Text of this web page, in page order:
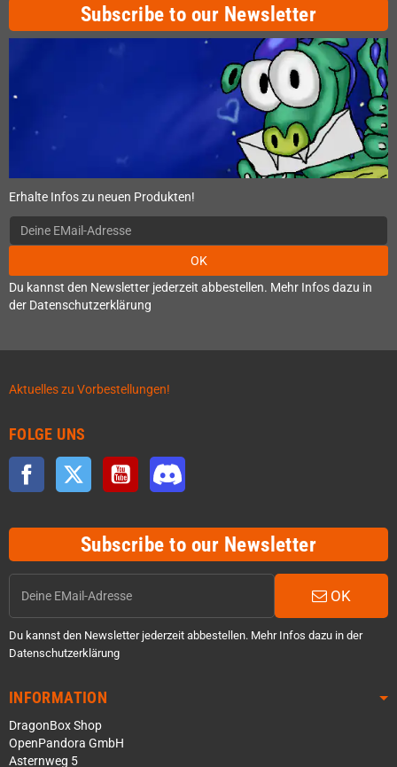
Subscribe to our Newsletter
Erhalte Infos zu neuen Produkten!
OK
Du kannst den Newsletter jederzeit abbestellen. Mehr Infos dazu in
der Datenschutzerklärung
Aktuelles zu Vorbestellungen!
FOLGE UNS
Facebook Twitter YouTube
Subscribe to our Newsletter
OK
Du kannst den Newsletter jederzeit abbestellen. Mehr Infos dazu in der
Datenschutzerklärung
INFORMATION
DragonBox Shop
OpenPandora GmbH
Asternweg 5